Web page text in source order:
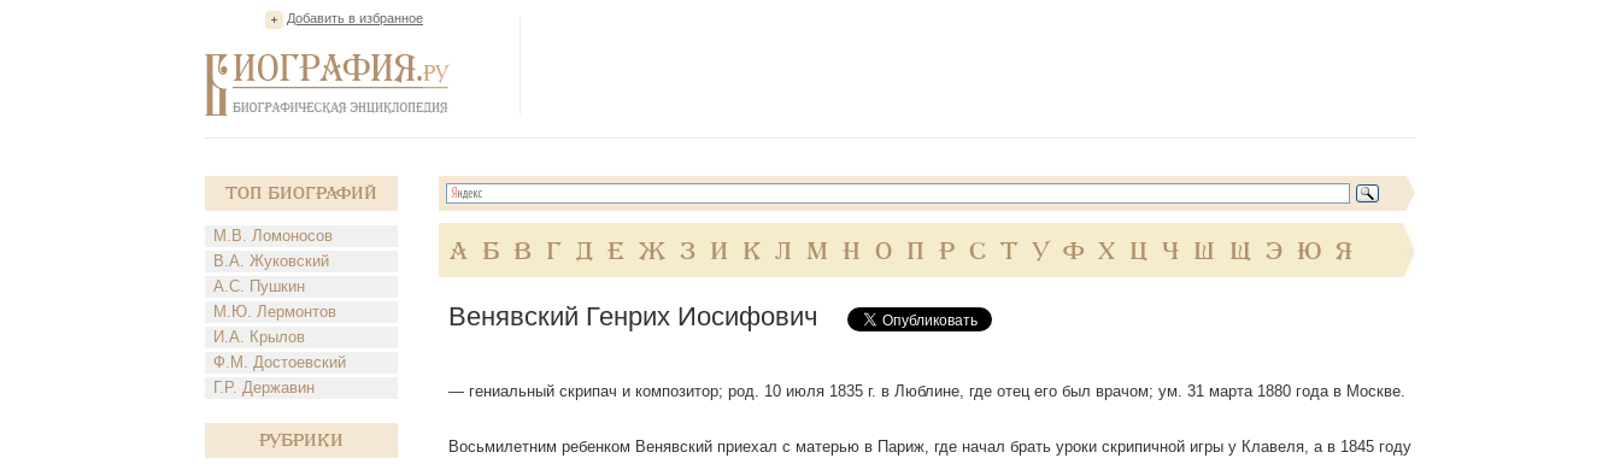
Добавить в избранное
Топ Биографий
М.В. Ломоносов
В.А. Жуковский
А.С. Пушкин
М.Ю. Лермонтов
И.А. Крылов
Ф.М. Достоевский
Г.Р. Державин
Рубрики
А Б В Г Д Е Ж З И К Л М Н О П Р С Т У Ф Х Ц Ч Ш Щ Э Ю Я
Венявский Генрих Иосифович
— гениальный скрипач и композитор; род. 10 июля 1835 г. в Люблине, где отец его был врачом; ум. 31 марта 1880 года в Москве.
Восьмилетним ребенком Венявский приехал с матерью в Париж, где начал брать уроки скрипичной игры у Клавеля, а в 1845 году